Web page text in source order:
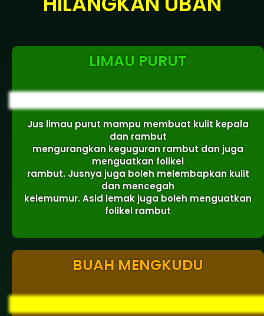
LIMAU PURUT
Jus limau purut mampu membuat kulit kepala
dan rambut
mengurangkan keguguran rambut dan juga
menguatkan folikel
rambut. Jusnya juga boleh melembapkan kulit
dan mencegah
kelemumur. Asid lemak juga boleh menguatkan
folikel rambut
BUAH MENGKUDU